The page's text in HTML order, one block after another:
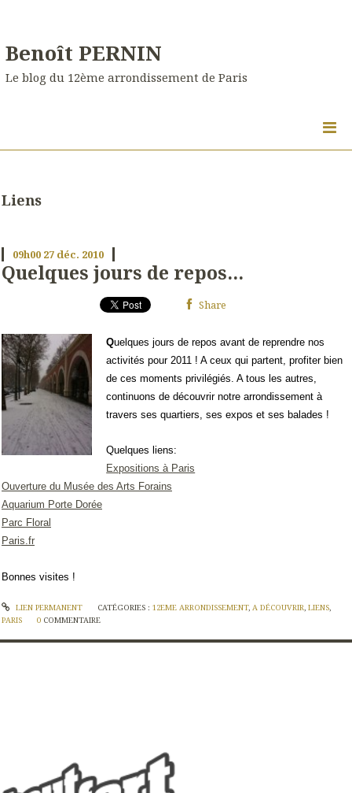
Benoît PERNIN
Le blog du 12ème arrondissement de Paris
Liens
09h00 27 déc. 2010
Quelques jours de repos...
Share
Quelques jours de repos avant de reprendre nos
activités pour 2011 ! A ceux qui partent, profiter bien
de ces moments privilégiés. A tous les autres,
continuons de découvrir notre arrondissement à
travers ses quartiers, ses expos et ses balades !
Quelques liens:
Expositions à Paris
Ouverture du Musée des Arts Forains
Aquarium Porte Dorée
Parc Floral
Paris.fr
Bonnes visites !
LIEN PERMANENT CATÉGORIES : 12EME ARRONDISSEMENT, A DÉCOUVRIR, LIENS,
PARIS
0 COMMENTAIRE